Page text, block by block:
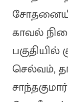
காவல்
செல்வம்,